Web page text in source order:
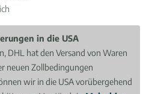
in die USA
DHL hat den Versand von Waren
neuen Zollbedingungen
wir in die USA vorübergehend